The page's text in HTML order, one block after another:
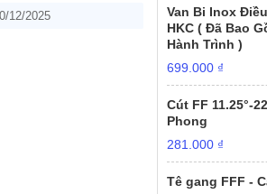
12/2025
Van Bi Inox
HKC ( Đã Bao
Hành Trình )
699.000 ₫
Cút FF 11.25°-
Phong
281.000 ₫
Tê gang FFF -